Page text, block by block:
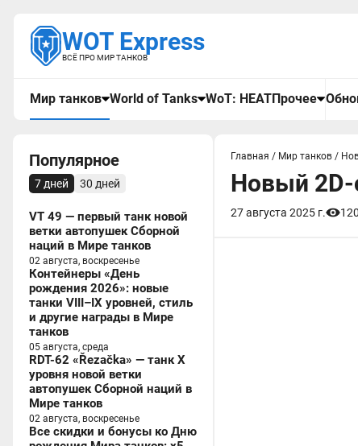
WOT Express
ВСЁ ПРО МИР ТАНКОВ
Мир танков World of Tanks WoT: HEATПрочее
Популярное
7 дней 30 дней
VT 49 — первый танк новой
ветки автопушек Сборной
наций в Мире танков
02 августа, воскресенье
Контейнеры «День
рождения 2026»: новые
танки VIII–IX уровней, стиль
и другие награды в Мире
танков
05 августа, среда
RDT-62 «Řezačka» — танк X
уровня новой ветки
автопушек Сборной наций в
Мире танков
02 августа, воскресенье
Все скидки и бонусы ко Дню
Главная / Мир танков /
Новый 2D-
27 августа 2025 г.